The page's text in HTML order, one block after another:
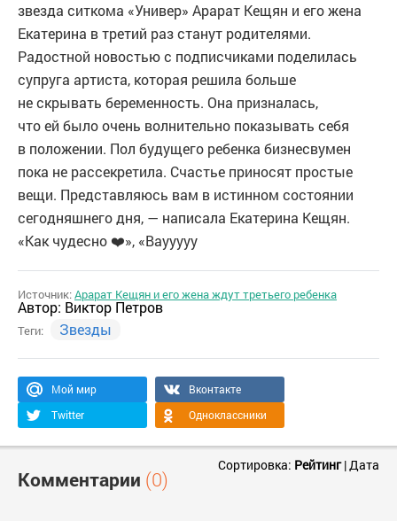
звезда ситкома «Универ» Арарат Кещян и его жена
Екатерина в третий раз станут родителями.
Радостной новостью с подписчиками поделилась
супруга артиста, которая решила больше
не скрывать беременность. Она призналась,
что ей было очень волнительно показывать себя
в положении. Пол будущего ребенка бизнесвумен
пока не рассекретила. Счастье приносят простые
вещи. Представляюсь вам в истинном состоянии
сегодняшнего дня, — написала Екатерина Кещян.
«Как чудесно ❤️», «Ваууууу
Источник:Арарат Кещян и его жена ждут третьего ребенка
Автор: Виктор Петров
Теги: Звезды
Мой мир
Вконтакте
Twitter
Одноклассники
Комментарии (0)
Сортировка: Рейтинг|Дата